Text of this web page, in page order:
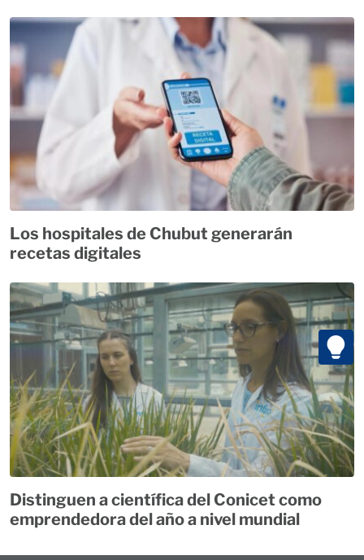
Los hospitales de Chubut generarán
recetas digitales
Distinguen a científica del Conicet como
emprendedora del año a nivel mundial